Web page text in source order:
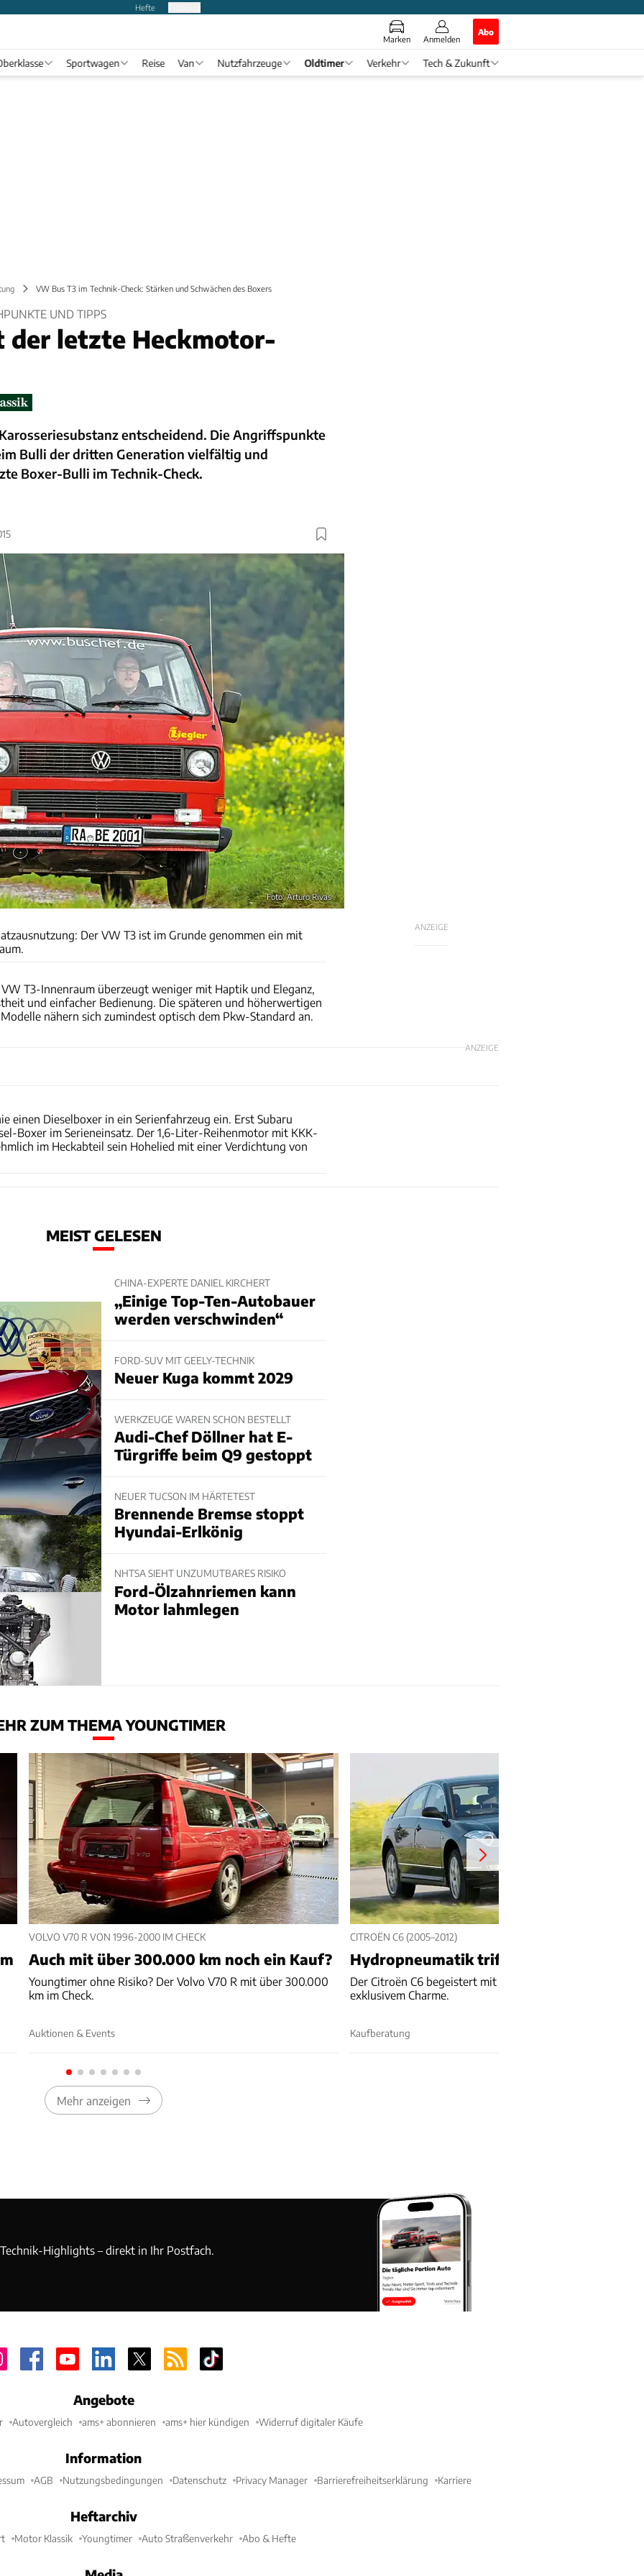
Hefte
Marken Anmelden
Abo
Sportwagen Reise Van Nutzfahrzeuge Oldtimer Verkehr Tech & Zukunft
VW Bus T3 im Technik-Check: Stärken und Schwächen des Boxers
UND TIPPS
der letzte Heckmotor-
entscheidend. Die Angriffspunkte
Bulli der dritten Generation vielfältig und
Boxer-Bulli im Technik-Check.
Foto: Arturo Rivas
ANZEIGE
Arturo Rivas
Der VW T3 ist im Grunde genommen ein mit
T3-Innenraum überzeugt weniger mit Haptik und Eleganz,
und einfacher Bedienung. Die späteren und höherwertigen
nähern sich zumindest optisch dem Pkw-Standard an.
ANZEIGE
einen Dieselboxer in ein Serienfahrzeug ein. Erst Subaru
Boxer im Serieneinsatz. Der 1,6-Liter-Reihenmotor mit KKK-
im Heckabteil sein Hohelied mit einer Verdichtung von
MEIST GELESEN
CHINA-EXPERTE DANIEL KIRCHERT
„Einige Top-Ten-Autobauer
werden verschwinden“
FORD-SUV MIT GEELY-TECHNIK
Neuer Kuga kommt 2029
WERKZEUGE WAREN SCHON BESTELLT
Audi-Chef Döllner hat E-
Türgriffe beim Q9 gestoppt
NEUER TUCSON IM HÄRTETEST
Brennende Bremse stoppt
Hyundai-Erlkönig
NHTSA SIEHT UNZUMUTBARES RISIKO
Ford-Ölzahnriemen kann
Motor lahmlegen
ZUM THEMA YOUNGTIMER
VOLVO V70 R VON 1996-2000 IM CHECK
Auch mit über 300.000 km noch ein Kauf?
Youngtimer ohne Risiko? Der Volvo V70 R mit über 300.000
km im Check.
Auktionen & Events
CITROËN C6 (2005–2012)
Hydropneumatik trifft auf Exklusivität
Der Citroën C6 begeistert mit Hydropneumatik und
exklusivem Charme.
Kaufberatung
Mehr anzeigen
Highlights – direkt in Ihr Postfach.
Angebote
Autovergleich ams+ abonnieren ams+ hier kündigen Widerruf digitaler Käufe
Information
AGB Nutzungsbedingungen Datenschutz Privacy Manager Barrierefreiheitserklärung Karriere
Heftarchiv
Motor Klassik Youngtimer Auto Straßenverkehr Abo & Hefte